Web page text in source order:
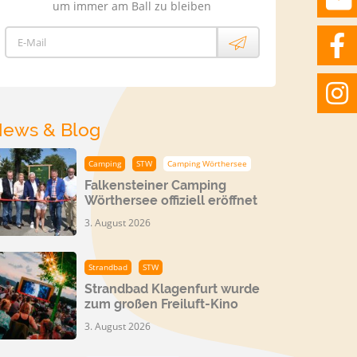
um immer am Ball zu bleiben
E-Mail
& Blog
Camping STW Camping Wörthersee
Falkensteiner Camping
Wörthersee offiziell eröffnet
3. August 2026
Strandbad STW
Strandbad Klagenfurt wurde
zum großen Freiluft-Kino
3. August 2026